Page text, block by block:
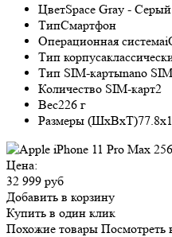
ЦветSpace Gray -
ТипСмартфон
Операционная система
Тип корпуса
Тип SIM-картыnano
Количество SIM-карт2
Вес226 г
Размеры (ШxВxТ)
Цена:
32 999 руб
Добавить в корзину
Купить в один клик
Похожие товары Посмотреть